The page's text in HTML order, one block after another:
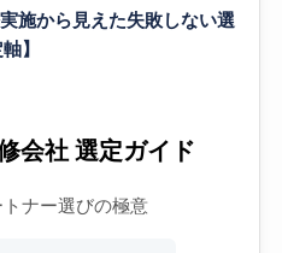
施から見えた失敗しない選
】
会社 選定ガイド
ナー選びの極意